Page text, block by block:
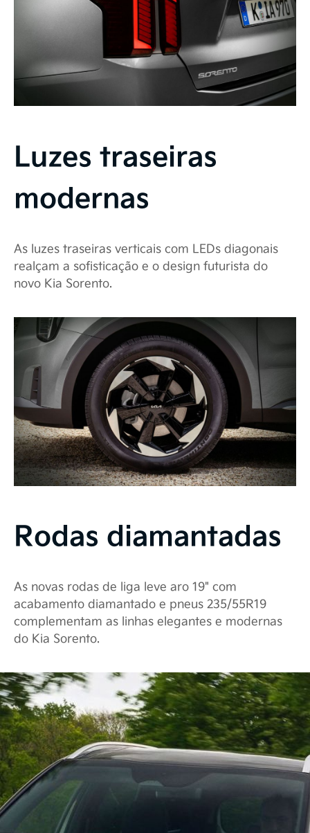
Luzes traseiras
modernas
As luzes traseiras verticais com LEDs diagonais
realçam a sofisticação e o design futurista do
novo Kia Sorento.
Rodas diamantadas
As novas rodas de liga leve aro 19" com
acabamento diamantado e pneus 235/55R19
complementam as linhas elegantes e modernas
do Kia Sorento.